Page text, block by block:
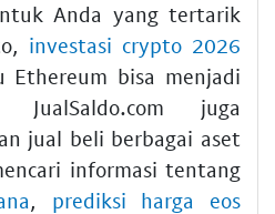
Anda yang tertarik
investasi crypto 2026
Ethereum bisa menjadi
juga
jual beli berbagai aset
informasi tentang
, prediksi harga eos